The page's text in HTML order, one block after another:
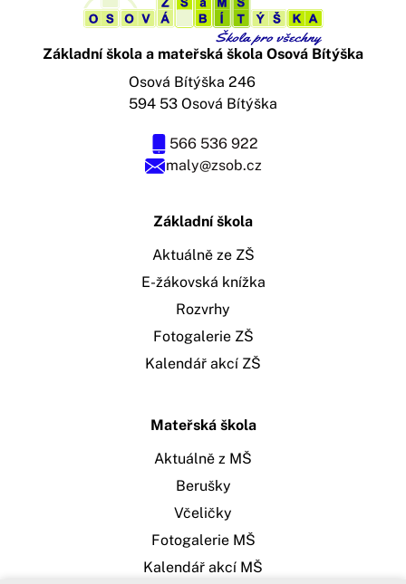
Základní škola a mateřská škola Osová Bítýška
maly@zsob.cz
566 536 922
Osová Bítýška 246
594 53 Osová Bítýška
Základní škola
Aktuálně ze ZŠ
E-žákovská knížka
Rozvrhy
Fotogalerie ZŠ
Kalendář akcí ZŠ
Mateřská škola
Aktuálně z MŠ
Berušky
Včeličky
Fotogalerie MŠ
Kalendář akcí MŠ